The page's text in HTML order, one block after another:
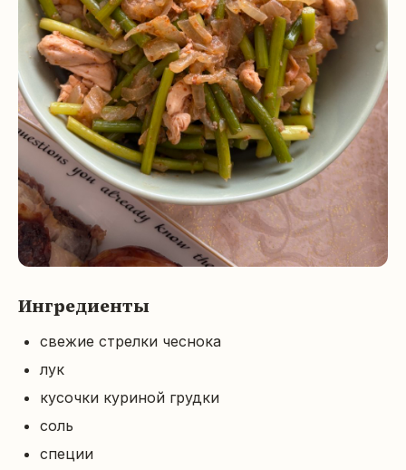
Ингредиенты
свежие стрелки чеснока
лук
кусочки куриной грудки
соль
специи